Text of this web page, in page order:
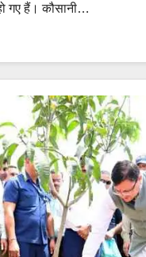
गए हैं। कौसानी…